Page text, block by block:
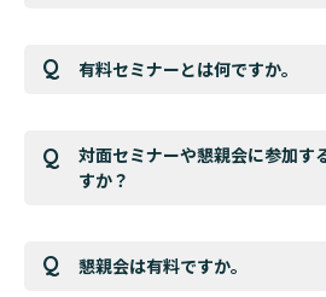
有料セミナーとは何ですか。
対面セミナーや懇親会に参加す
すか？
懇親会は有料ですか。